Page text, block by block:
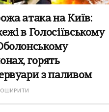
атака на Київ:
в Голосіївському
горять
з паливом